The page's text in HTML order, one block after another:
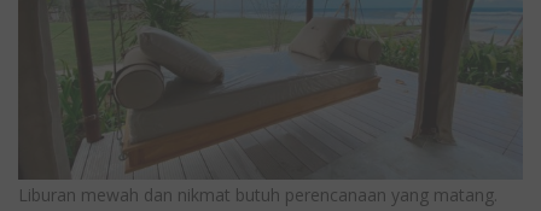
Liburan mewah dan nikmat butuh perencanaan yang matang.